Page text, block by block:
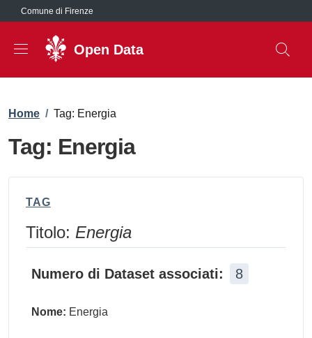
Salta al contenuto principale
Comune di Firenze
Open Data
Briciole di pane
Home / Tag: Energia
Tag: Energia
TAG
Titolo: Energia
Numero di Dataset associati: 8
Nome: Energia